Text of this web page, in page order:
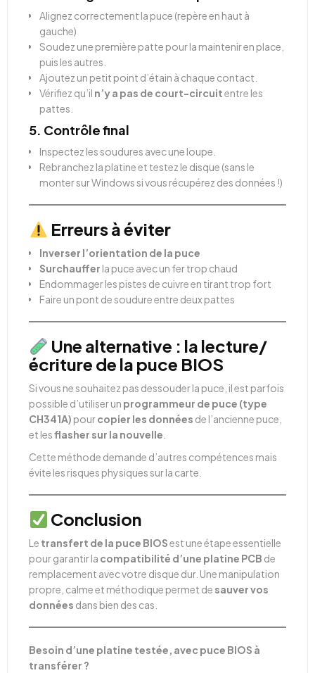
Alignez correctement la puce (repère en haut à
gauche)
Soudez une première patte pour la maintenir en place,
puis les autres.
Ajoutez un petit point d’étain à chaque contact.
Vérifiez qu’il n’y a pas de court-circuitentre les
pattes.
5. Contrôle final
Inspectez les soudures avec une loupe.
Rebranchez la platine et testez le disque (sans le
monter sur Windows si vous récupérez des données !)
Erreurs à éviter
Inverser l’orientation de la puce
Surchauffer la puce avec un fer trop chaud
Endommager les pistes de cuivre en tirant trop fort
Faire un pont de soudure entre deux pattes
Une alternative : la lecture/
écriture de la puce BIOS
Si vous ne souhaitez pas dessouder la puce, il est parfois
possible d’utiliser un programmeur de puce (type
CH341A) pourcopier les données de l’ancienne puce,
et lesflasher sur la nouvelle
Cette méthode demande d’autres compétences mais
évite les risques physiques sur la carte.
Conclusion
Le transfert de la puce BIOSest une étape essentielle
pour garantir la compatibilité d’une platine PCB de
remplacement avec votre disque dur. Une manipulation
propre, calme et méthodique permet de sauver vos
données dans bien des cas.
Besoin d’une platine testée, avec puce BIOS à
transférer ?